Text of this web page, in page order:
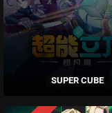
SUPER CUBE